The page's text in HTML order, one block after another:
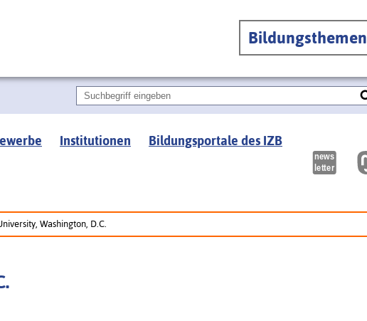
Bildungsthemen
Institutionen Bildungsportale des IZB
Washington, D.C.